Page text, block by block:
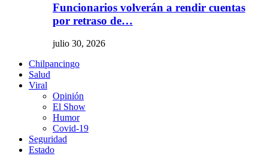
Funcionarios volverán a rendir cuentas
por retraso de…
julio 30, 2026
Chilpancingo
Salud
Viral
Opinión
El Show
Humor
Covid-19
Seguridad
Estado